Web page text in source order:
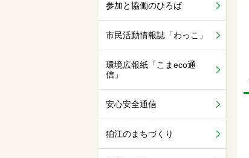
参加と協働のひろば
市民活動情報誌「わっこ」
環境広報紙「こまeco通
信」
安心安全通信
狛江のまちづくり